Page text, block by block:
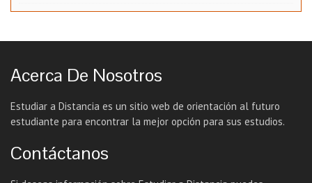
Acerca De Nosotros
Estudiar a Distancia es un sitio web de orientación al futuro
estudiante para encontrar la mejor opción para sus estudios.
Contáctanos